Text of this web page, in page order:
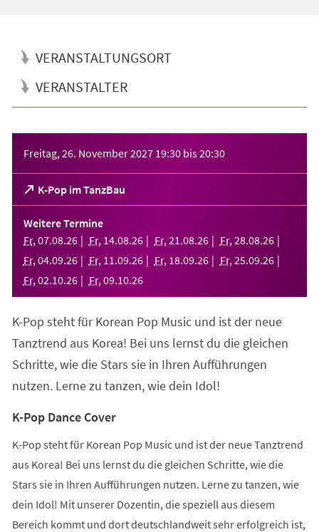
VERANSTALTUNGSORT
VERANSTALTER
Freitag, 26. November 2027 19:30 bis20:30
K-Pop im TanzBau
(Öffnet
in
einem
neuen
Tab)
Weitere Termine
Fr, 07.08.26 Fr, 14.08.26 Fr, 21 .08.26 Fr, 28.08.26
Fr, 04.09.26 Fr, 11 .09.26 Fr, 18.09.26 Fr, 25.09.26
Fr, 02.10.26 Fr, 09.10.26
K-Pop steht für Korean Pop Music und ist der neue
Tanztrend aus Korea! Bei uns lernst du die gleichen
Schritte, wie die Stars sie in Ihren Aufführungen
nutzen. Lerne zu tanzen, wie dein Idol!
K-Pop Dance Cover
K-Pop steht für Korean Pop Music und ist der neue Tanztrend
aus Korea! Bei uns lernst du die gleichen Schritte, wie die
Stars sie in Ihren Aufführungen nutzen. Lerne zu tanzen, wie
dein Idol! Mit unserer Dozentin, die speziell aus diesem
Bereich kommt und dort deutschlandweit sehr erfolgreich ist,